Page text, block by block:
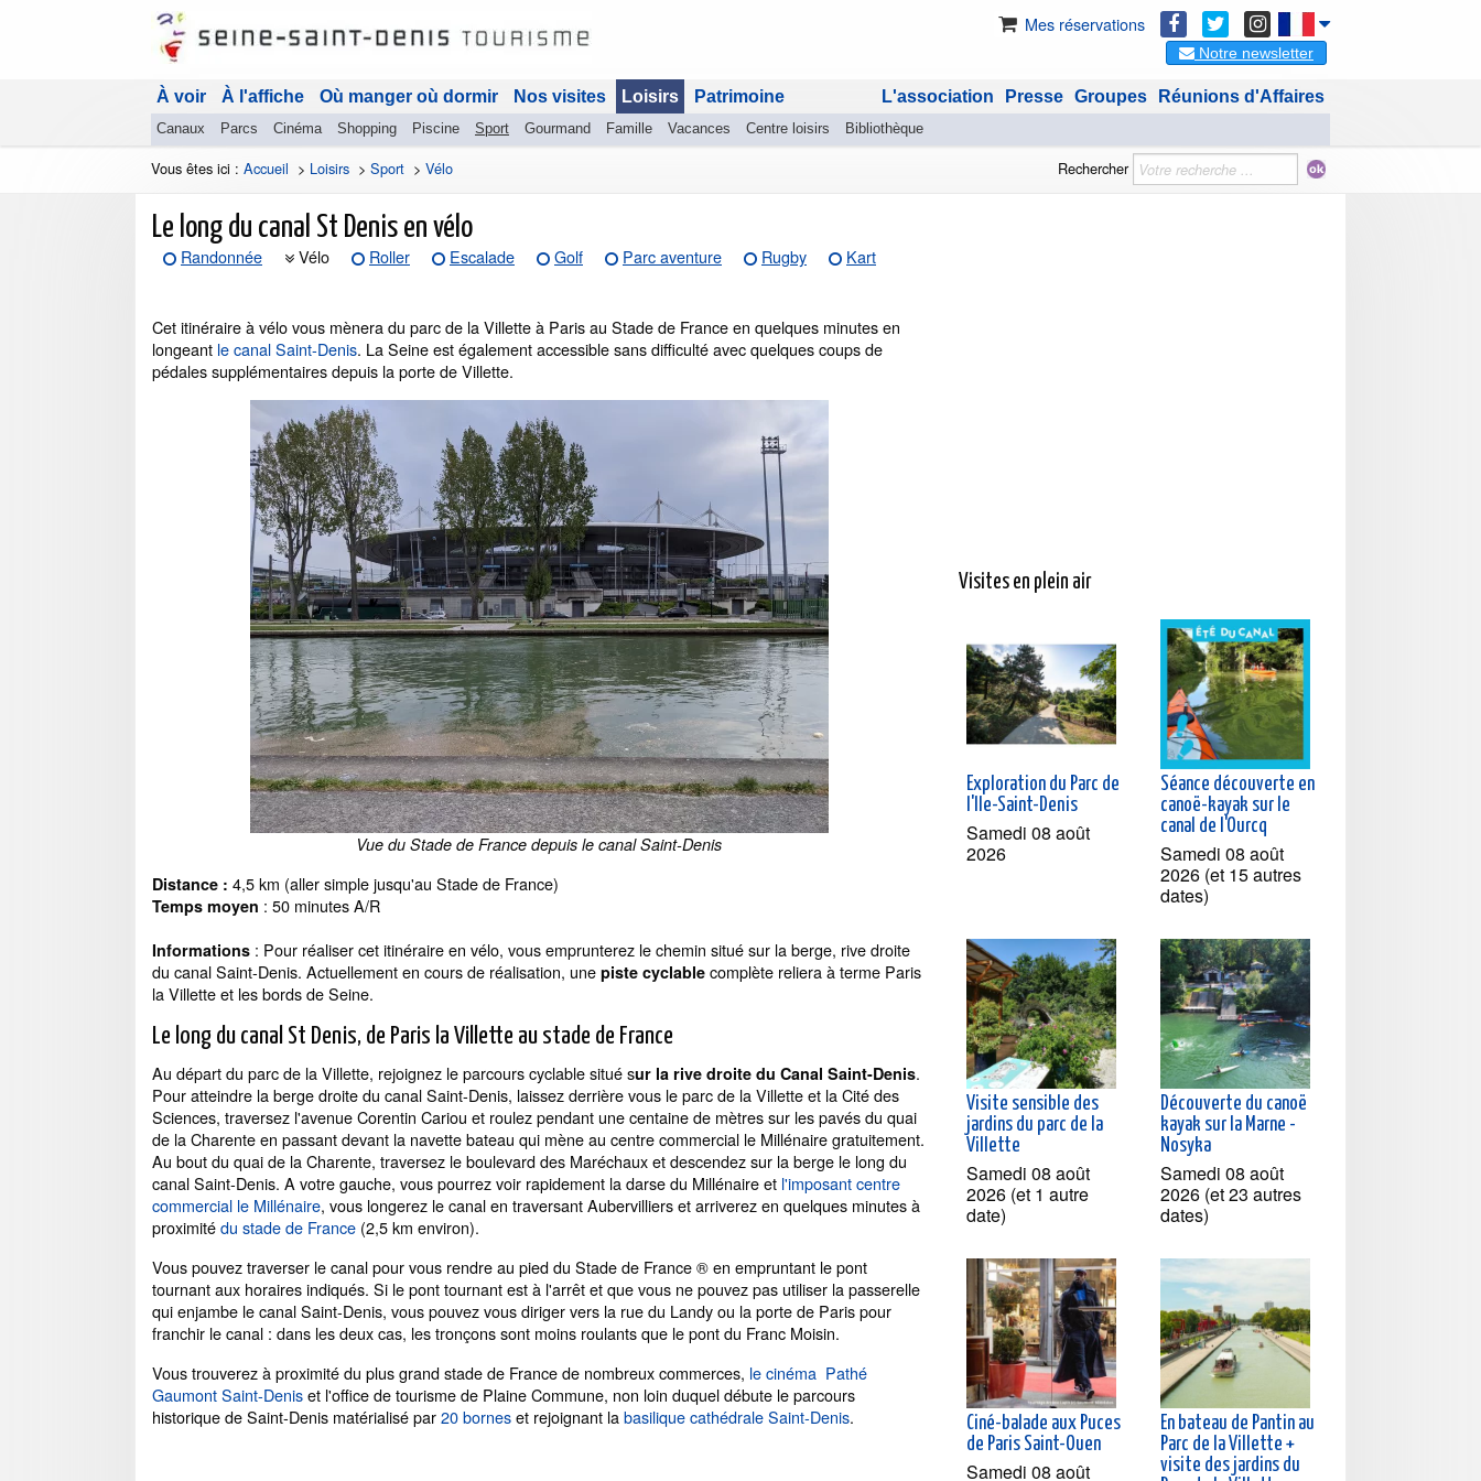
Mes réservations
Notre newsletter
À voir À l'affiche Où manger où dormir Nos visites Loisirs
Canaux Parcs Cinéma Shopping Piscine Sport Gourmand Famille Vacances Centre loisirs Bibliothèque
Patrimoine Réunions d'Affaires
Groupes
Presse
L'association
Vous êtes ici : Accueil > Loisirs > Sport > Vélo Rechercher
Le long du canal St Denis en vélo
Randonnée Vélo Roller Escalade Golf Parc aventure Rugby Kart
Cet itinéraire à vélo vous mènera du parc de la Villette à Paris au Stade de France en quelques minutes en
longeant le canal Saint-Denis. La Seine est également accessible sans difficulté avec quelques coups de
pédales supplémentaires depuis la porte de Villette.
Vue du Stade de France depuis le canal Saint-Denis
Distance : 4,5 km (aller simple jusqu'au Stade de France)
Temps moyen : 50 minutes A/R
Informations : Pour réaliser cet itinéraire en vélo, vous emprunterez le chemin situé sur la berge, rive droite
du canal Saint-Denis. Actuellement en cours de réalisation, une piste cyclable complète reliera à terme Paris
la Villette et les bords de Seine.
Le long du canal St Denis, de Paris la Villette au stade de France
Au départ du parc de la Villette, rejoignez le parcours cyclable situé sur la rive droite du Canal Saint-Denis.
Pour atteindre la berge droite du canal Saint-Denis, laissez derrière vous le parc de la Villette et la Cité des
Sciences, traversez l'avenue Corentin Cariou et roulez pendant une centaine de mètres sur les pavés du quai
de la Charente en passant devant la navette bateau qui mène au centre commercial le Millénaire gratuitement.
Au bout du quai de la Charente, traversez le boulevard des Maréchaux et descendez sur la berge le long du
canal Saint-Denis. A votre gauche, vous pourrez voir rapidement la darse du Millénaire et l'imposant centre
commercial le Millénaire, vous longerez le canal en traversant Aubervilliers et arriverez en quelques minutes à
proximitédu stade de France (2,5 km environ).
Vous pouvez traverser le canal pour vous rendre au pied du Stade de France ® en empruntant le pont
tournant aux horaires indiqués. Si le pont tournant est à l'arrêt et que vous ne pouvez pas utiliser la passerelle
qui enjambe le canal Saint-Denis, vous pouvez vous diriger vers la rue du Landy ou la porte de Paris pour
franchir le canal : dans les deux cas, les tronçons sont moins roulants que le pont du Franc Moisin.
Vous trouverez à proximité du plus grand stade de France de nombreux commerces, le cinéma Pathé
Gaumont Saint-Deniset l'office de tourisme de Plaine Commune, non loin duquel débute le parcours
historique de Saint-Denis matérialisé par20 borneset rejoignant labasilique cathédrale Saint-Denis.
Visites en plein air
Exploration du Parc de
l'Ile-Saint-Denis
Samedi 08 août
2026
Séance découverte en
canoë-kayak sur le
canal de l'Ourcq
Samedi 08 août
2026 (et 15 autres
dates)
Visite sensible des
jardins du parc de la
Villette
Samedi 08 août
2026 (et 1 autre
date)
Découverte du canoë
kayak sur la Marne -
Nosyka
Samedi 08 août
2026 (et 23 autres
dates)
Ciné-balade aux Puces
de Paris Saint-Ouen
Samedi 08 août
En bateau de Pantin au
Parc de la Villette +
visite des jardins du